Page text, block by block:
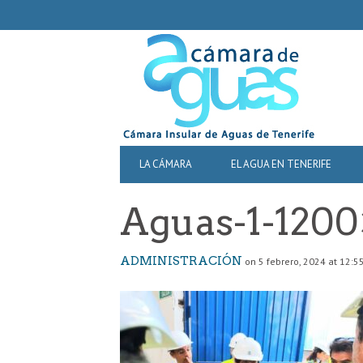
NAVIGATION
PRIMARY
NAVIGATION
LA CÁMARA EL AGUA EN TENERIFE
Aguas-1-
ADMINISTRACIÓN on 5 febrero, 2024 at 12:55